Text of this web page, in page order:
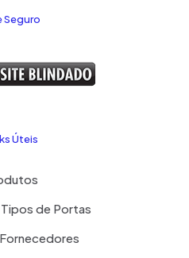
Seguro
Úteis
de Portas